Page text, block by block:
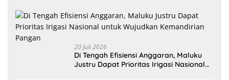
20 Juli 2026
Di Tengah Efisiensi Anggaran, Maluku
Justru Dapat Prioritas Irigasi Nasional